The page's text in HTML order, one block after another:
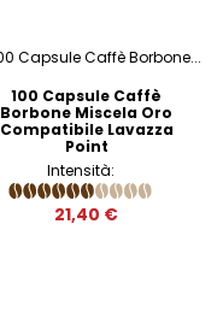
100 Capsule Caffè
Borbone Miscela Oro
Compatibile Lavazza
Point
Intensità:
21,40 €